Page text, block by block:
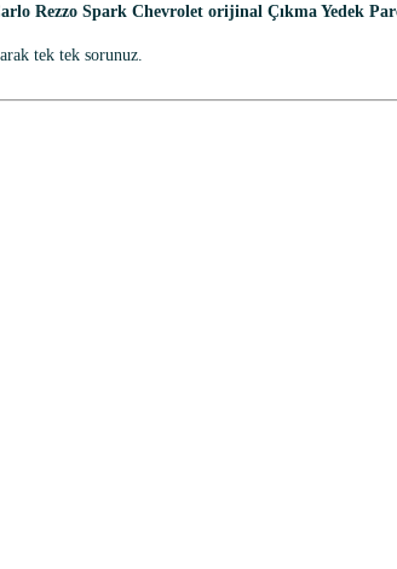
Rezzo Spark Chevrolet orijinal Çıkma Yedek
tek tek sorunuz.